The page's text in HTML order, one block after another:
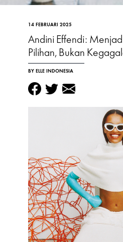
14 FEBRUARI 2025
Andini Effendi:
Pilihan, Bukan
BY ELLE INDONESIA